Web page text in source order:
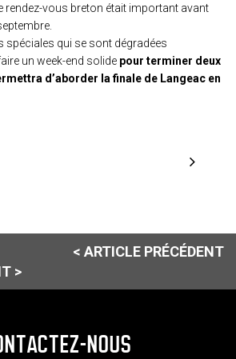
rendez-vous breton était important avant
spéciales qui se sont dégradées
un week-end solide pour terminer deux
d’aborder la finale de Langeac en
< ARTICLE PRÉCÉDENT
>
NOUS